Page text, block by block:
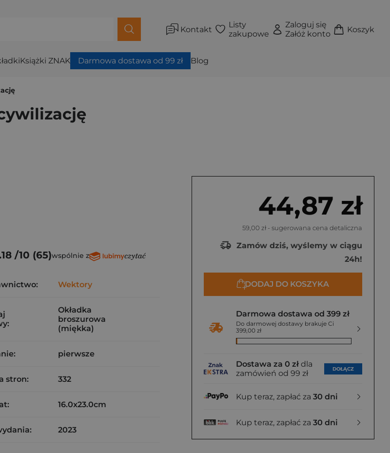
Kontakt
Listy
zakupowe
Zaloguj się
Załóż konto
Koszyk
Książki ZNAK Darmowa dostawa od 99 zł Blog
44,87 zł
59,00 zł - sugerowana cena detaliczna
Zamów dziś, wyślemy w ciągu
24h!
DODAJ DO KOSZYKA
Darmowa dostawa od 399 zł
Do darmowej dostawy brakuje Ci
399,00 zł
Dostawa za 0 zł dla
zamówień od 99 zł
DOŁĄCZ
Kup teraz, zapłać za 30 dni
Kup teraz, zapłać za 30 dni
/10 (65)wspólnie z
Wektory
Okładka
broszurowa
(miękka)
pierwsze
stron: 332
16.0x23.0cm
2023